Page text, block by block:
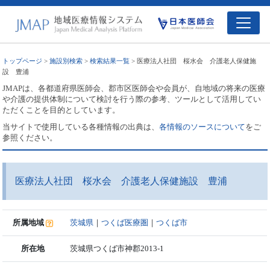
トップページ >施設別検索 >検索結果一覧 > 医療法人社団 桜水会 介護老人保健施
設 豊浦
JMAPは、各都道府県医師会、郡市区医師会や会員が、自地域の将来の医療
や介護の提供体制について検討を行う際の参考、ツールとして活用してい
ただくことを目的としています。
当サイトで使用している各種情報の出典は、各情報のソースについてをご
参照ください。
医療法人社団 桜水会 介護老人保健施設 豊浦
所属地域 茨城県 ｜つくば医療圏 ｜つくば市
所在地 茨城県つくば市神郡2013-1